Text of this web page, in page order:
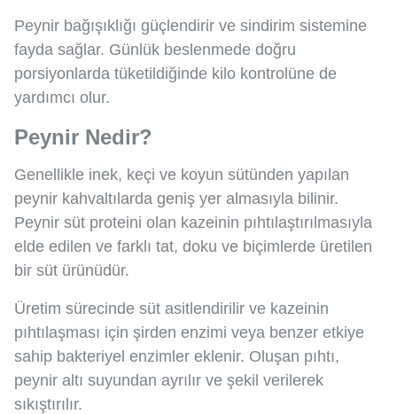
Peynir bağışıklığı güçlendirir ve sindirim sistemine
fayda sağlar. Günlük beslenmede doğru
porsiyonlarda tüketildiğinde kilo kontrolüne de
yardımcı olur.
Peynir Nedir?
Genellikle inek, keçi ve koyun sütünden yapılan
peynir kahvaltılarda geniş yer almasıyla bilinir.
Peynir süt proteini olan kazeinin pıhtılaştırılmasıyla
elde edilen ve farklı tat, doku ve biçimlerde üretilen
bir süt ürünüdür.
Üretim sürecinde süt asitlendirilir ve kazeinin
pıhtılaşması için şirden enzimi veya benzer etkiye
sahip bakteriyel enzimler eklenir. Oluşan pıhtı,
peynir altı suyundan ayrılır ve şekil verilerek
sıkıştırılır.